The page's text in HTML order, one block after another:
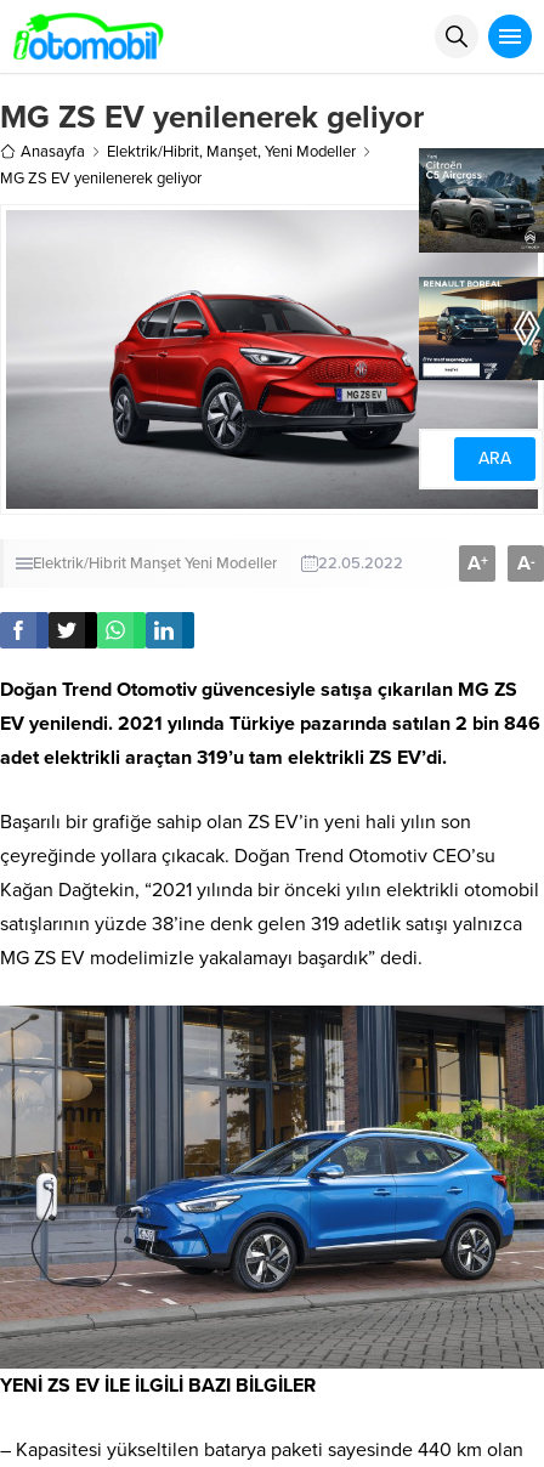
MG ZS EV yenilenerek geliyor
Anasayfa Elektrik/Hibrit, Manşet,Yeni Modeller
MG ZS EV yenilenerek geliyor
Elektrik/Hibrit ManşetYeni Modeller 22.05.2022 A+ A-
Doğan Trend Otomotiv güvencesiyle satışa çıkarılan MG ZS
EV yenilendi. 2021 yılında Türkiye pazarında satılan 2 bin 846
adet elektrikli araçtan 319’u tam elektrikli ZS EV’di.
Başarılı bir grafiğe sahip olan ZS EV’in yeni hali yılın son
çeyreğinde yollara çıkacak. Doğan Trend Otomotiv CEO’su
Kağan Dağtekin, “2021 yılında bir önceki yılın elektrikli otomobil
satışlarının yüzde 38’ine denk gelen 319 adetlik satışı yalnızca
MG ZS EV modelimizle yakalamayı başardık” dedi.
YENİ ZS EV İLE İLGİLİ BAZI BİLGİLER
– Kapasitesi yükseltilen batarya paketi sayesinde 440 km olan